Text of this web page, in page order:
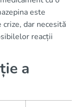
este
dar necesită
reacții
a